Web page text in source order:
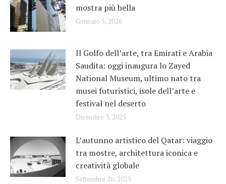
mostra più bella
Gennaio 5, 2026
Il Golfo dell’arte, tra Emirati e Arabia
Saudita: oggi inaugura lo Zayed
National Museum, ultimo nato tra
musei futuristici, isole dell’arte e
festival nel deserto
Dicembre 3, 2025
L’autunno artistico del Qatar: viaggio
tra mostre, architettura iconica e
creatività globale
Settembre 26, 2025